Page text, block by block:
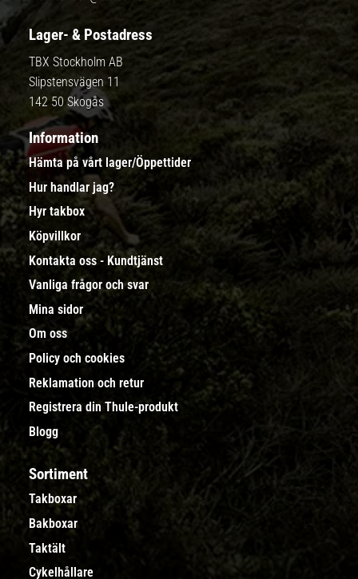
Lager- & Postadress
TBX Stockholm AB
Slipstensvägen 11
142 50 Skogås
Information
Hämta på vårt lager/Öppettider
Hur handlar jag?
Hyr takbox
Köpvillkor
Kontakta oss - Kundtjänst
Vanliga frågor och svar
Mina sidor
Om oss
Policy och cookies
Reklamation och retur
Registrera din Thule-produkt
Blogg
Sortiment
Takboxar
Bakboxar
Taktält
Cykelhållare